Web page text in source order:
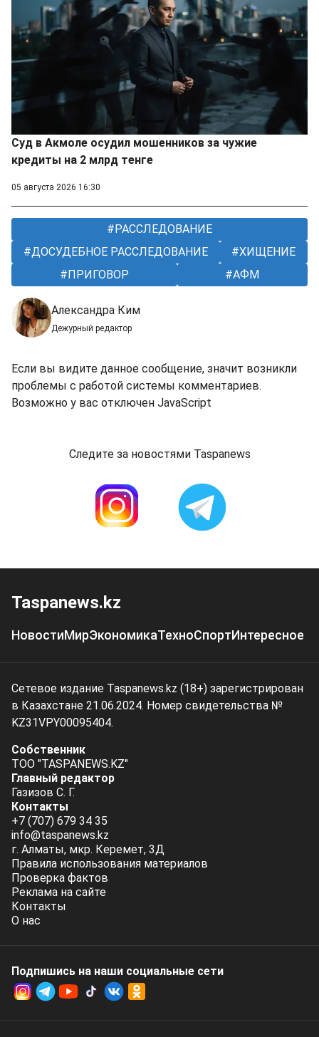
Суд в Акмоле осудил мошенников за чужие
кредиты на 2 млрд тенге
05 августа 2026 16:30
РАССЛЕДОВАНИЕ
ДОСУДЕБНОЕ РАССЛЕДОВАНИЕ
ХИЩЕНИЕ
ПРИГОВОР
АФМ
Александра Ким
Дежурный редактор
Если вы видите данное сообщение, значит возникли
проблемы с работой системы комментариев.
Возможно у вас отключен JavaScript
Следите за новостями Taspanews
Taspanews.kz
НовостиМирЭкономикаТехноСпортИнтересное
Сетевое издание Taspanews.kz (18+) зарегистрирован
в Казахстане 21.06.2024. Номер свидетельства №
KZ31VPY00095404.
Собственник
ТОО "TASPANEWS.KZ"
Главный редактор
Газизов С. Г.
Контакты
+7 (707) 679 34 35
info@taspanews.kz
г. Алматы, мкр. Керемет, 3Д
Правила использования материалов
Проверка фактов
Реклама на сайте
Контакты
О нас
Подпишись на наши социальные cети